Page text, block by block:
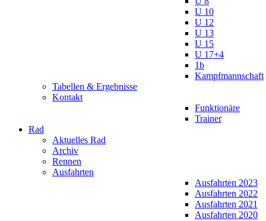
U 10
U 12
U 13
U 15
U 17+4
1b
Kampfmannschaft
Tabellen & Ergebnisse
Kontakt
Funktionäre
Trainer
Rad
Aktuelles Rad
Archiv
Rennen
Ausfahrten
Ausfahrten 2023
Ausfahrten 2022
Ausfahrten 2021
Ausfahrten 2020